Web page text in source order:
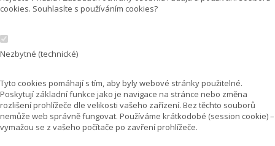
cookies. Souhlasíte s používáním cookies?
Nezbytné (technické)
Tyto cookies pomáhají s tím, aby byly webové stránky použitelné.
Poskytují základní funkce jako je navigace na stránce nebo změna
rozlišení prohlížeče dle velikosti vašeho zařízení. Bez těchto souborů
nemůže web správně fungovat. Používáme krátkodobé (session cookie) –
vymažou se z vašeho počítače po zavření prohlížeče.